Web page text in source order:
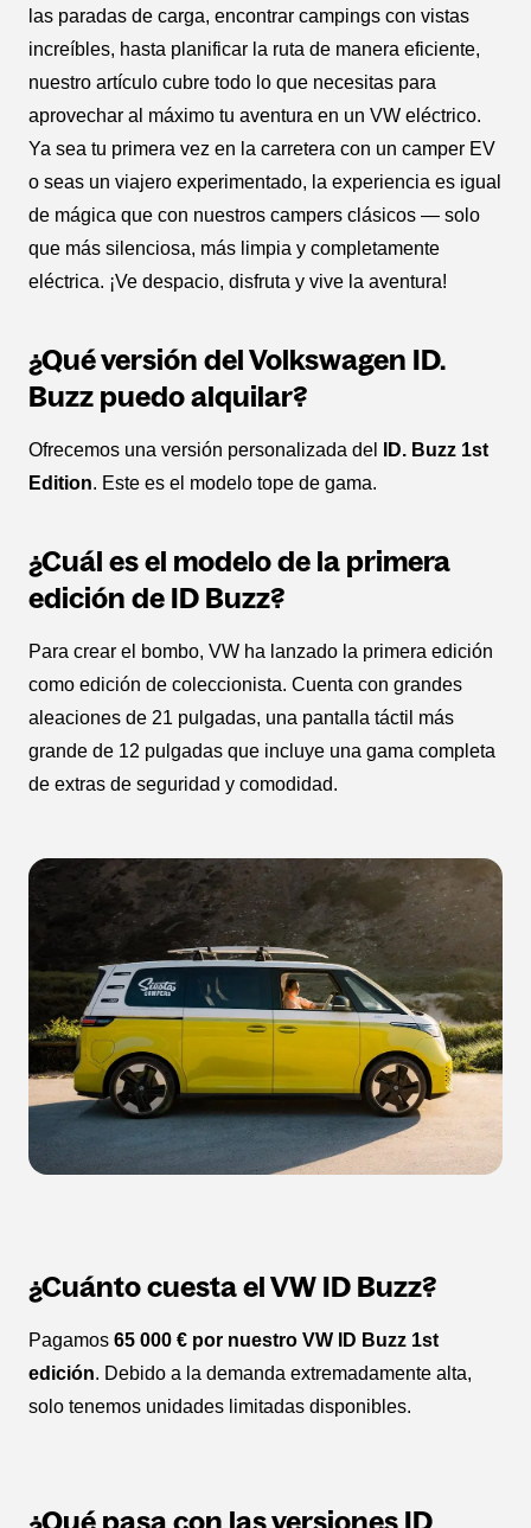
las paradas de carga, encontrar campings con vistas
increíbles, hasta planificar la ruta de manera eficiente,
nuestro artículo cubre todo lo que necesitas para
aprovechar al máximo tu aventura en un VW eléctrico.
Ya sea tu primera vez en la carretera con un camper EV
o seas un viajero experimentado, la experiencia es igual
de mágica que con nuestros campers clásicos — solo
que más silenciosa, más limpia y completamente
eléctrica. ¡Ve despacio, disfruta y vive la aventura!
¿Qué versión del Volkswagen ID.
Buzz puedo alquilar?
Ofrecemos una versión personalizada del
ID. Buzz 1st
Edition. Este es el modelo tope de gama.
¿Cuál es el modelo de la primera
edición de ID Buzz?
Para crear el bombo, VW ha lanzado la primera edición
como edición de coleccionista. Cuenta con grandes
aleaciones de 21 pulgadas, una pantalla táctil más
grande de 12 pulgadas que incluye una gama completa
de extras de seguridad y comodidad.
¿Cuánto cuesta el VW ID Buzz?
Pagamos 65 000 € por nuestro VW ID Buzz 1st
edición. Debido a la demanda extremadamente alta,
solo tenemos unidades limitadas disponibles.